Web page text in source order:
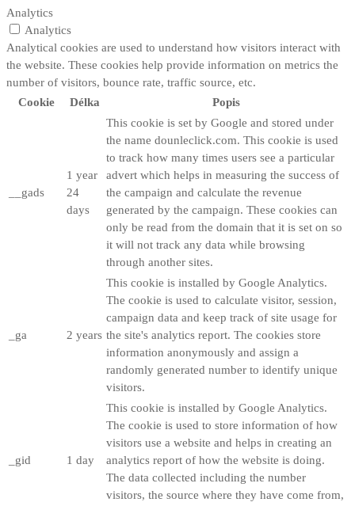
Analytics
Analytics
Analytical cookies are used to understand how visitors interact with
the website. These cookies help provide information on metrics the
number of visitors, bounce rate, traffic source, etc.
Cookie
Délka Popis
__gads
1 year
24
days
This cookie is set by Google and stored under
the name dounleclick.com. This cookie is used
to track how many times users see a particular
advert which helps in measuring the success of
the campaign and calculate the revenue
generated by the campaign. These cookies can
only be read from the domain that it is set on so
it will not track any data while browsing
through another sites.
_ga 2 years
This cookie is installed by Google Analytics.
The cookie is used to calculate visitor, session,
campaign data and keep track of site usage for
the site's analytics report. The cookies store
information anonymously and assign a
randomly generated number to identify unique
visitors.
_gid 1 day
This cookie is installed by Google Analytics.
The cookie is used to store information of how
visitors use a website and helps in creating an
analytics report of how the website is doing.
The data collected including the number
visitors, the source where they have come from,